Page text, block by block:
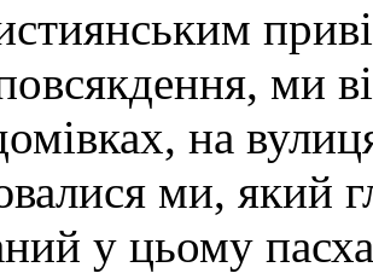
ми
на
ми, який
у цьому